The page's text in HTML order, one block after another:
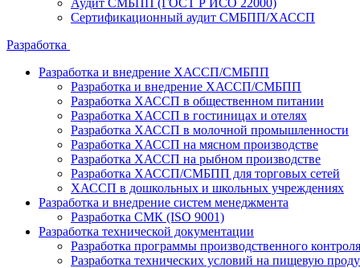
Аудит СМБПП (ГОСТ Р ИСО 22000)
Сертификационный аудит СМБПП/ХАССП
Разработка
Разработка и внедрение ХАССП/СМБПП
Разработка и внедрение ХАССП/СМБПП
Разработка ХАССП в общественном питании
Разработка ХАССП в гостиницах и отелях
Разработка ХАССП в молочной промышленности
Разработка ХАССП на мясном производстве
Разработка ХАССП на рыбном производстве
Разработка ХАССП/СМБПП для торговых сетей
ХАССП в дошкольных и школьных учреждениях
Разработка и внедрение систем менеджмента
Разработка СМК (ISO 9001)
Разработка технической документации
Разработка программы производственного
Разработка технических условий на пищевую